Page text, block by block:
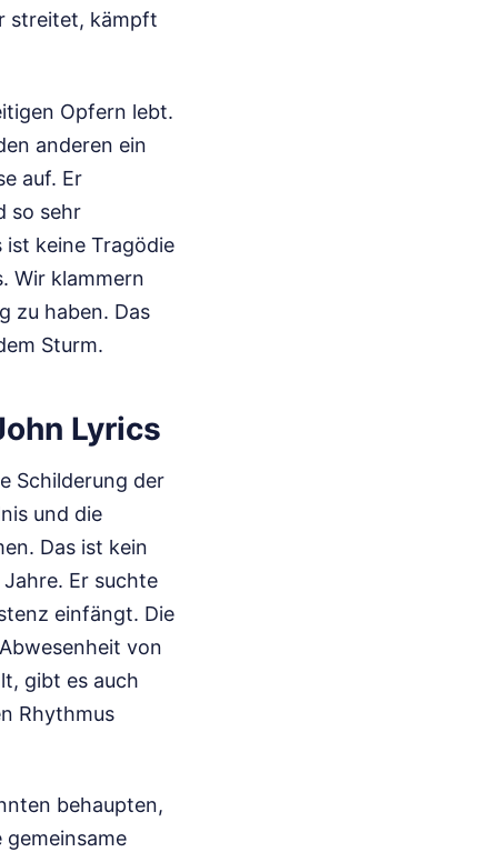
streitet, kämpft
Opfern lebt.
anderen ein
auf. Er
so sehr
ist keine Tragödie
Wir klammern
zu haben. Das
Sturm.
Lyrics
Schilderung der
und die
Das ist kein
Er suchte
einfängt. Die
von
gibt es auch
Rhythmus
behaupten,
gemeinsame